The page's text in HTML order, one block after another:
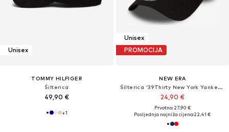
Unisex
TOMMY HILFIGER
Šilterica
49,90 €
+1
Unisex
PROMOCIJA
NEW ERA
Šilterica '39Thirty New York Yankees Classic'
24,90 €
Prvotno: 27,90 €
Posljednja najniža cijena:22,41 €